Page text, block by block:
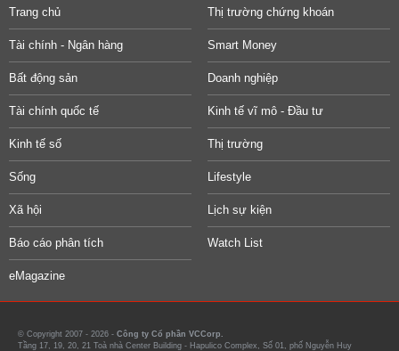
Trang chủ Thị trường chứng khoán
Tài chính - Ngân hàng Smart Money
Bất động sản Doanh nghiệp
Tài chính quốc tế Kinh tế vĩ mô - Đầu tư
Kinh tế số Thị trường
Sống Lifestyle
Xã hội Lịch sự kiện
Báo cáo phân tích Watch List
eMagazine
© Copyright 2007 - 2026 - Công ty Cổ phần VCCorp.
Tầng 17, 19, 20, 21 Toà nhà Center Building - Hapulico Complex, Số 01, phố Nguyễn Huy